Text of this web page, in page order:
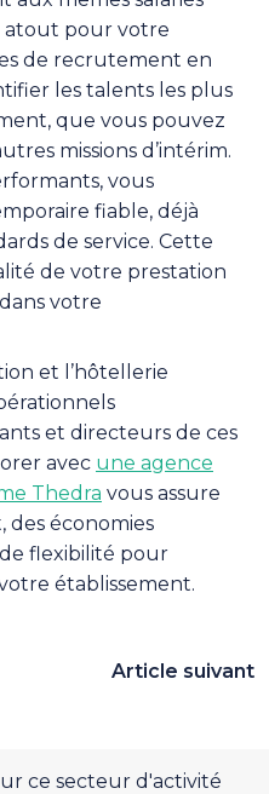
atout pour votre
de recrutement en
les talents les plus
que vous pouvez
missions d’intérim.
vous
fiable, déjà
de service. Cette
de votre prestation
votre
et l’hôtellerie
et directeurs de ces
avec une agence
Thedra vous assure
économies
flexibilité pour
établissement.
Article suivant
ce secteur d'activité